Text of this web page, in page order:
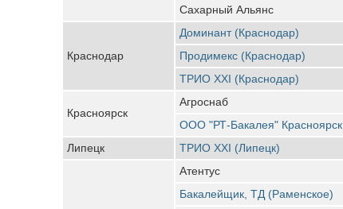
Сахарный Альянс
Краснодар
Доминант (Краснодар)
Продимекс (Краснодар)
ТРИО XXI (Краснодар)
Красноярск
Агроснаб
ООО "РТ-Бакалея" Красноярск
Липецк
ТРИО ХХI (Липецк)
Атентус
Бакалейщик, ТД (Раменское)